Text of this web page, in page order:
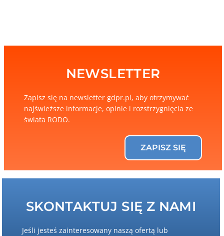
NEWSLETTER
Zapisz się na newsletter gdpr.pl, aby otrzymywać
najświeższe informacje, opinie i rozstrzygnięcia ze
świata RODO.
ZAPISZ SIĘ
SKONTAKTUJ SIĘ Z NAMI
Jeśli jesteś zainteresowany naszą ofertą lub